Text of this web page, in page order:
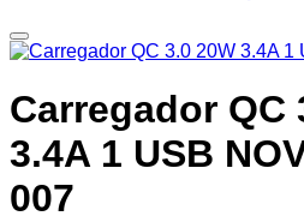
Carregador QC
3.4A 1 USB
007